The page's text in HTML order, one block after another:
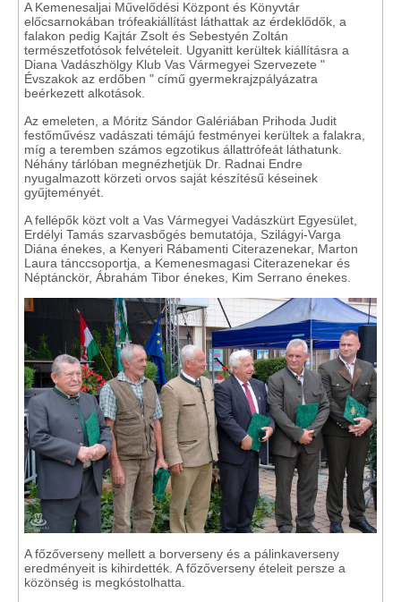
A Kemenesaljai Művelődési Központ és Könyvtár
előcsarnokában trófeakiállítást láthattak az érdeklődők, a
falakon pedig Kajtár Zsolt és Sebestyén Zoltán
természetfotósok felvételeit. Ugyanitt kerültek kiállításra a
Diana Vadászhölgy Klub Vas Vármegyei Szervezete "
Évszakok az erdőben " című gyermekrajzpályázatra
beérkezett alkotások.
Az emeleten, a Móritz Sándor Galériában Prihoda Judit
festőművész vadászati témájú festményei kerültek a falakra,
míg a teremben számos egzotikus állattrófeát láthatunk.
Néhány tárlóban megnézhetjük Dr. Radnai Endre
nyugalmazott körzeti orvos saját készítésű késeinek
gyűjteményét.
A fellépők közt volt a Vas Vármegyei Vadászkürt Egyesület,
Erdélyi Tamás szarvasbőgés bemutatója, Szilágyi-Varga
Diána énekes, a Kenyeri Rábamenti Citerazenekar, Marton
Laura tánccsoportja, a Kemenesmagasi Citerazenekar és
Néptánckör, Ábrahám Tibor énekes, Kim Serrano énekes.
A főzőverseny mellett a borverseny és a pálinkaverseny
eredményeit is kihirdették. A főzőverseny ételeit persze a
közönség is megkóstolhatta.